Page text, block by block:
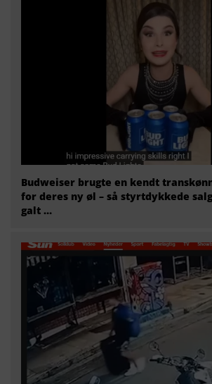
Budweiser brugte en kendt
for deres ny øl – så styrtdykkede
galt …